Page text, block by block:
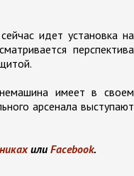
идет установка на
перспектива
имеет в своем
арсенала выступают
или Facebook.